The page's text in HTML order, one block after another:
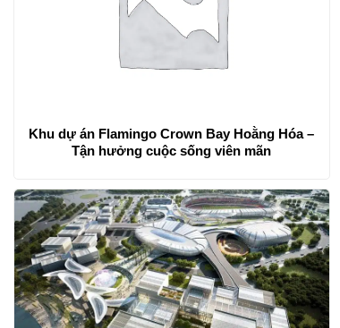
Khu dự án Flamingo Crown Bay Hoằng Hóa –
Tận hưởng cuộc sống viên mãn